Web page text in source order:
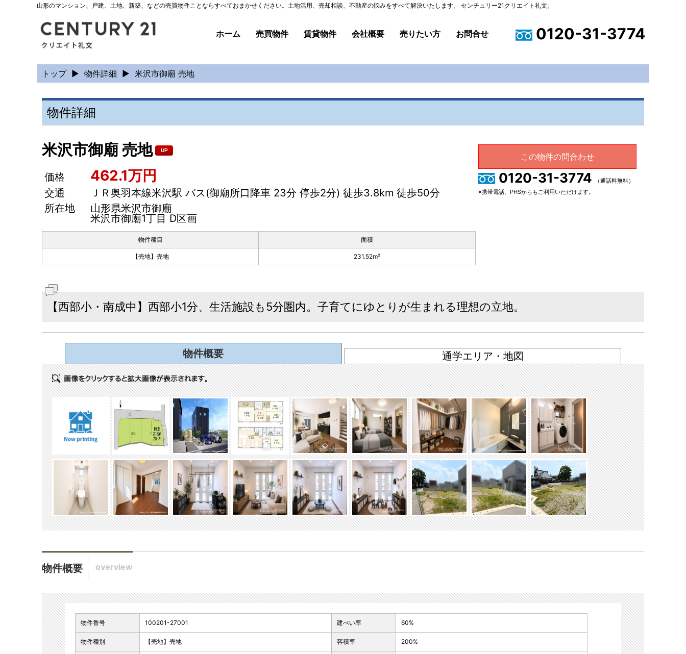
山形のマンション、戸建、土地、新築、などの売買物件ことならすべておまかせください。土地活用、売却相談、不動産の悩みをすべて解決いたします。 センチュリー21クリエイト礼文。
0120-31-3774
ホーム 売買物件 賃貸物件 会社概要 売りたい方 お問合せ
トップ ▶ 物件詳細 ▶ 米沢市御廟 売地
物件詳細
米沢市御廟 売地 UP
価格 462.1万円
交通
ＪＲ奥羽本線米沢駅 バス(御廟所口降車 23分 停歩2分) 徒歩3.8km 徒歩50分
所在地
山形県米沢市御廟
米沢市御廟1丁目 D区画
物件種目 面積
【売地】売地 231.52m²
この物件の問合わせ
0120-31-3774
（通話料無料）
※携帯電話、PHSからもご利用いただけます。
【西部小・南成中】西部小1分、生活施設も5分圏内。子育てにゆとりが生まれる理想の立地。
物件概要 通学エリア・地図
物件概要 overview
物件番号 100201-27001
物件種別 【売地】売地
建ぺい率 60%
容積率 200%